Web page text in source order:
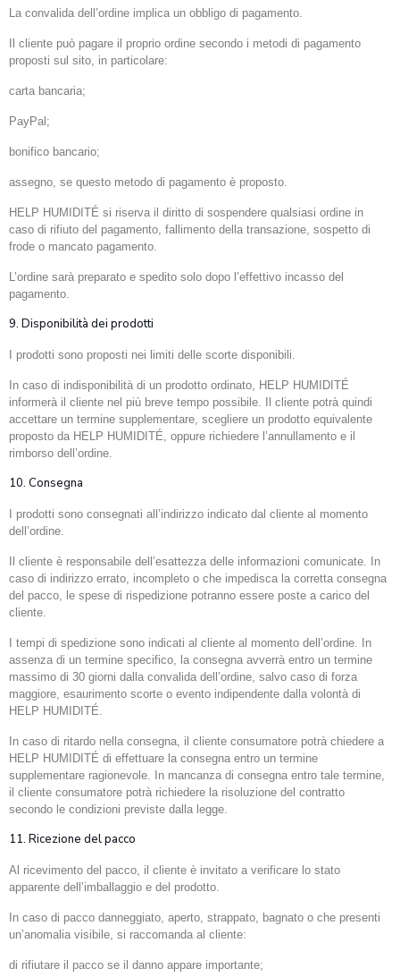
La convalida dell’ordine implica un obbligo di pagamento.
Il cliente può pagare il proprio ordine secondo i metodi di pagamento
proposti sul sito, in particolare:
carta bancaria;
PayPal;
bonifico bancario;
assegno, se questo metodo di pagamento è proposto.
HELP HUMIDITÉ si riserva il diritto di sospendere qualsiasi ordine in
caso di rifiuto del pagamento, fallimento della transazione, sospetto di
frode o mancato pagamento.
L’ordine sarà preparato e spedito solo dopo l’effettivo incasso del
pagamento.
9. Disponibilità dei prodotti
I prodotti sono proposti nei limiti delle scorte disponibili.
In caso di indisponibilità di un prodotto ordinato, HELP HUMIDITÉ
informerà il cliente nel più breve tempo possibile. Il cliente potrà quindi
accettare un termine supplementare, scegliere un prodotto equivalente
proposto da HELP HUMIDITÉ, oppure richiedere l’annullamento e il
rimborso dell’ordine.
10. Consegna
I prodotti sono consegnati all’indirizzo indicato dal cliente al momento
dell’ordine.
Il cliente è responsabile dell’esattezza delle informazioni comunicate. In
caso di indirizzo errato, incompleto o che impedisca la corretta consegna
del pacco, le spese di rispedizione potranno essere poste a carico del
cliente.
I tempi di spedizione sono indicati al cliente al momento dell’ordine. In
assenza di un termine specifico, la consegna avverrà entro un termine
massimo di 30 giorni dalla convalida dell’ordine, salvo caso di forza
maggiore, esaurimento scorte o evento indipendente dalla volontà di
HELP HUMIDITÉ.
In caso di ritardo nella consegna, il cliente consumatore potrà chiedere a
HELP HUMIDITÉ di effettuare la consegna entro un termine
supplementare ragionevole. In mancanza di consegna entro tale termine,
il cliente consumatore potrà richiedere la risoluzione del contratto
secondo le condizioni previste dalla legge.
11. Ricezione del pacco
Al ricevimento del pacco, il cliente è invitato a verificare lo stato
apparente dell’imballaggio e del prodotto.
In caso di pacco danneggiato, aperto, strappato, bagnato o che presenti
un’anomalia visibile, si raccomanda al cliente:
di rifiutare il pacco se il danno appare importante;